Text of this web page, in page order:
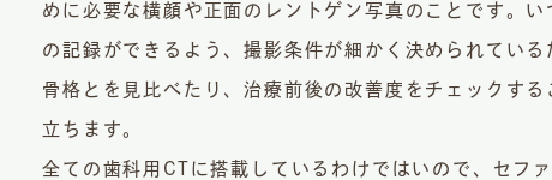
めに必要な横顔や正面のレントゲン写真のことです。
の記録ができるよう、撮影条件が細かく決められてい
骨格とを見比べたり、治療前後の改善度をチェックす
立ちます。
全ての歯科用CTに搭載しているわけではいので、セフ